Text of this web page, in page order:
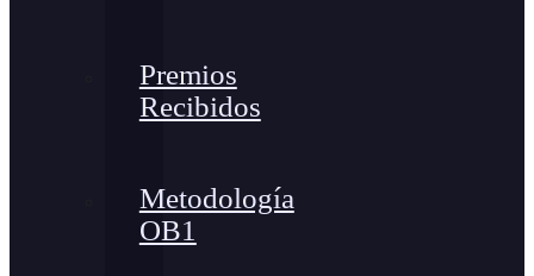
Premios
Recibidos
Metodología
OB1